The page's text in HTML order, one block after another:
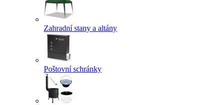
Zahradní stany a altány
Poštovní schránky